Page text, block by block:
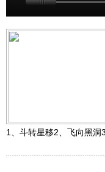
1、斗转星移2、飞向黑